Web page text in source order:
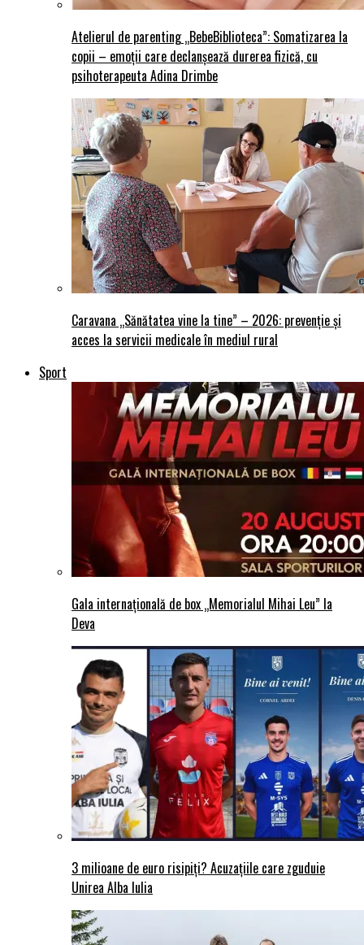
Atelierul de parenting „BebeBiblioteca”: Somatizarea la
copii – emoții care declanșează durerea fizică, cu
psihoterapeuta Adina Drimbe
Caravana „Sănătatea vine la tine” – 2026: prevenție și
acces la servicii medicale în mediul rural
Sport
Gala internațională de box „Memorialul Mihai Leu” la
Deva
3 milioane de euro risipiți? Acuzațiile care zguduie
Unirea Alba Iulia